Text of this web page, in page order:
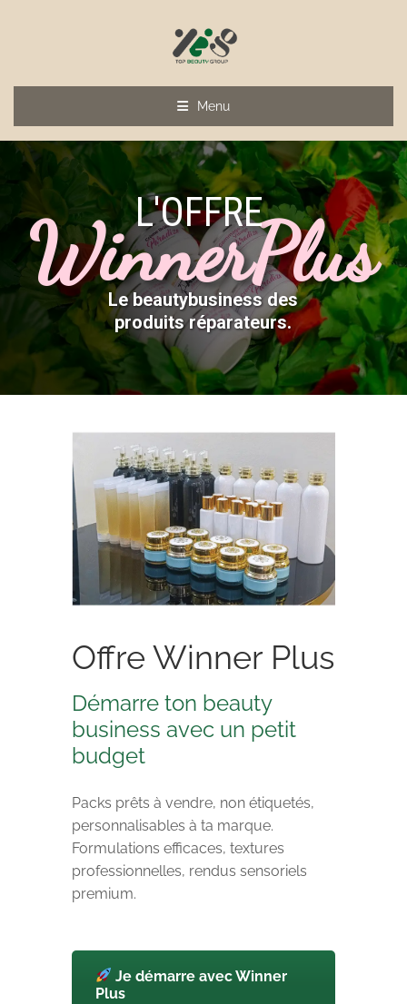
Menu
L'OFFRE
WinnerPlus
Le beautybusiness des
produits réparateurs.
Offre Winner Plus
Démarre ton beauty
business avec un petit
budget
Packs prêts à vendre, non étiquetés,
personnalisables à ta marque.
Formulations efficaces, textures
professionnelles, rendus sensoriels
premium.
Je démarre avec Winner
Plus